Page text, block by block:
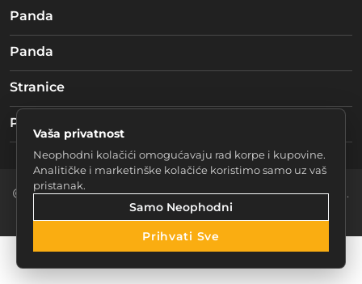
Panda
Panda
Stranice
Pratite nas
2026 Braća mučke d.o.o. Sarajevo. Sva prava zadržana.
Vaša privatnost
Neophodni kolačići omogućavaju rad korpe i kupovine.
Analitičke i marketinške kolačiće koristimo samo uz vaš
pristanak.
Samo Neophodni
Prihvati Sve